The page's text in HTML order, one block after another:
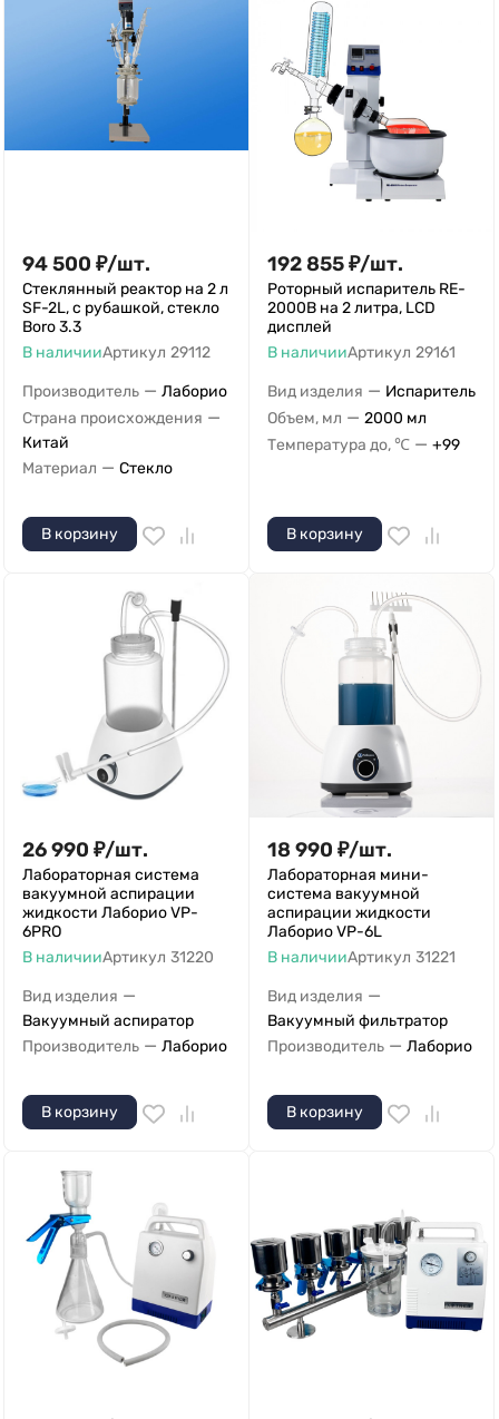
94 500 ₽/шт.
Стеклянный реактор на 2 л​
SF-2L, с рубашкой, стекло
Boro 3.3
В наличииАртикул 29112
Производитель — Лаборио
Страна происхождения —
Китай
Материал — Стекло
В корзину
192 855₽/шт.
Роторный испаритель RE-
2000B на 2 литра, LCD
дисплей
В наличииАртикул 29161
Вид изделия — Испаритель
Объем, мл — 2000 мл
Температура до, ℃ — +99
В корзину
26 990 ₽/шт.
Лабораторная система
вакуумной аспирации
жидкости Лаборио VP-
6PRO
В наличииАртикул 31220
Вид изделия —
Вакуумный аспиратор
Производитель — Лаборио
В корзину
18 990 ₽/шт.
Лабораторная мини-
система вакуумной
аспирации жидкости
Лаборио VP-6L
В наличииАртикул 31221
Вид изделия —
Вакуумный фильтратор
Производитель — Лаборио
В корзину